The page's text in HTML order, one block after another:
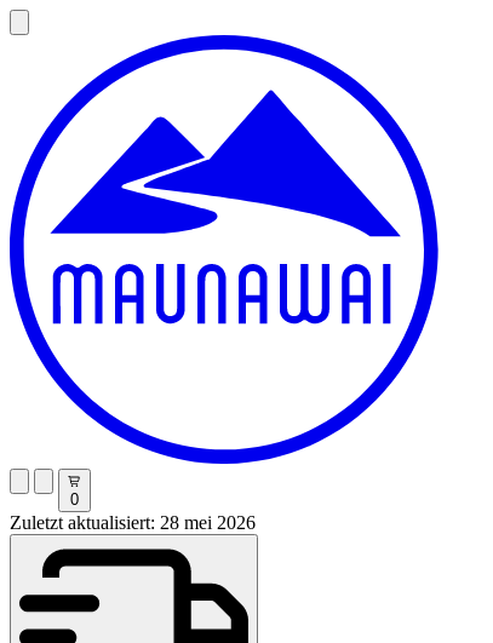
0
Zuletzt aktualisiert: 28 mei 2026